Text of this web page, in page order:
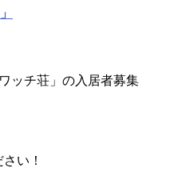
ッチ荘」の入居者募集
い！